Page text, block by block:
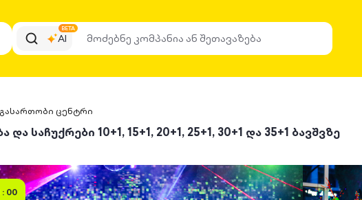
AI
BETA
ცენტრი
საჩუქრები 10+1, 15+1, 20+1, 25+1, 30+1 და 35+1 ბავშვზე
00